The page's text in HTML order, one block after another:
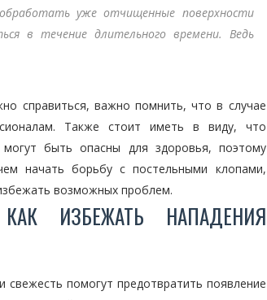
уже отчищенные поверхности
в течение длительного времени. Ведь
справиться, важно помнить, что в случае
Также стоит иметь в виду, что
быть опасны для здоровья, поэтому
начать борьбу с постельными клопами,
возможных проблем.
ИЗБЕЖАТЬ НАПАДЕНИЯ
свежесть помогут предотвратить появление